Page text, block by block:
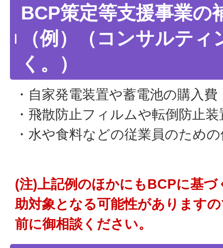
BCP策定等支援事業の
（例）（コンサルテ
く。）
・自家発電装置や蓄電池の購入費
・飛散防止フィルムや転倒防止
・水や食料などの従業員のため
(注)上記例のほかにもBCPに基
助対象となる可能性があります
前に御相談ください。